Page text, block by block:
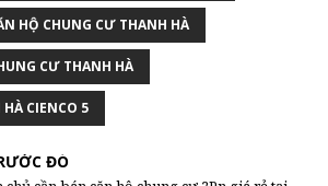
HỘ CHUNG CƯ THANH HÀ
CƯ THANH HÀ
CIENCO 5
ĐÓ